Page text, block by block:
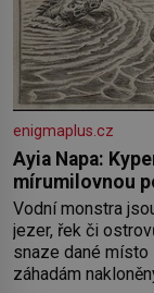
enigmaplus.cz
Ayia Napa:
mírumilovnou
Vodní monstra
jezer, řek či
snaze dané
záhadám